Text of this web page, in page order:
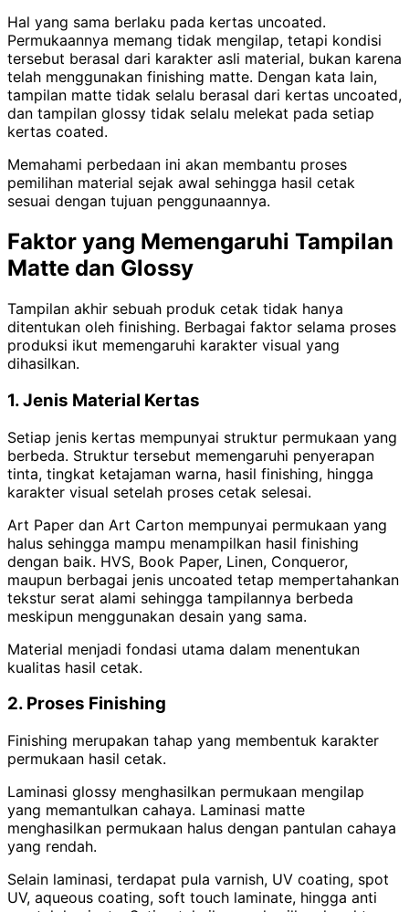
Hal yang sama berlaku pada kertas uncoated.
Permukaannya memang tidak mengilap, tetapi kondisi
tersebut berasal dari karakter asli material, bukan karena
telah menggunakan finishing matte. Dengan kata lain,
tampilan matte tidak selalu berasal dari kertas uncoated,
dan tampilan glossy tidak selalu melekat pada setiap
kertas coated.
Memahami perbedaan ini akan membantu proses
pemilihan material sejak awal sehingga hasil cetak
sesuai dengan tujuan penggunaannya.
Faktor yang Memengaruhi Tampilan
Matte dan Glossy
Tampilan akhir sebuah produk cetak tidak hanya
ditentukan oleh finishing. Berbagai faktor selama proses
produksi ikut memengaruhi karakter visual yang
dihasilkan.
1. Jenis Material Kertas
Setiap jenis kertas mempunyai struktur permukaan yang
berbeda. Struktur tersebut memengaruhi penyerapan
tinta, tingkat ketajaman warna, hasil finishing, hingga
karakter visual setelah proses cetak selesai.
Art Paper dan Art Carton mempunyai permukaan yang
halus sehingga mampu menampilkan hasil finishing
dengan baik. HVS, Book Paper, Linen, Conqueror,
maupun berbagai jenis uncoated tetap mempertahankan
tekstur serat alami sehingga tampilannya berbeda
meskipun menggunakan desain yang sama.
Material menjadi fondasi utama dalam menentukan
kualitas hasil cetak.
2. Proses Finishing
Finishing merupakan tahap yang membentuk karakter
permukaan hasil cetak.
Laminasi glossy menghasilkan permukaan mengilap
yang memantulkan cahaya. Laminasi matte
menghasilkan permukaan halus dengan pantulan cahaya
yang rendah.
Selain laminasi, terdapat pula varnish, UV coating, spot
UV, aqueous coating, soft touch laminate, hingga anti